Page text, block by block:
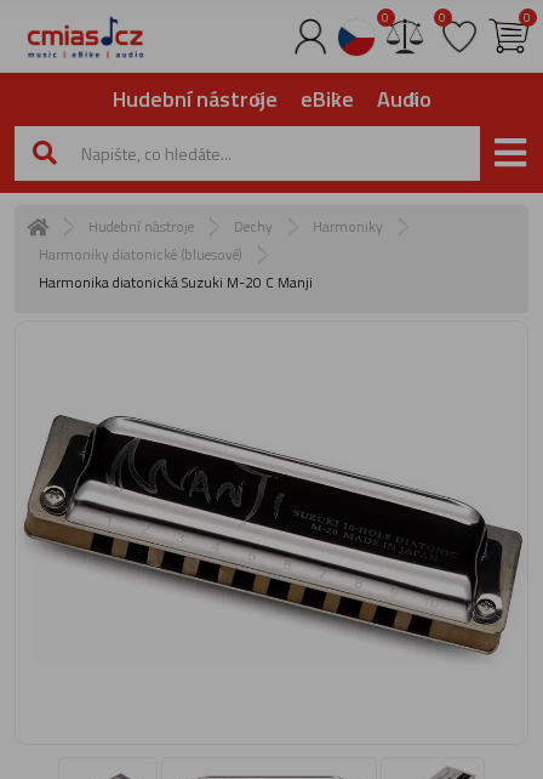
0 0 0
Hudební nástroje eBike Audio
Hudební nástroje Dechy
Harmoniky
Harmoniky diatonické (bluesové)
Harmonika diatonická Suzuki M-20 C Manji